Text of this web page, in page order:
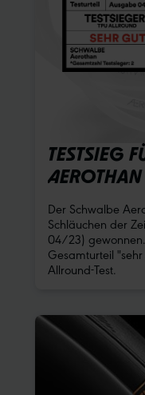
TESTSIEG
AEROTHAN
Der Schwalbe
Schläuchen der
04/23)
Gesamturteil
Allround-Test.